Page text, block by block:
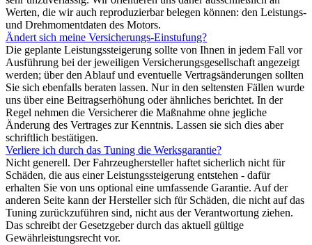
Werten, die wir auch reproduzierbar belegen können: den Leistungs-
und Drehmomentdaten des Motors.
Ändert sich meine Versicherungs-Einstufung?
Die geplante Leistungssteigerung sollte von Ihnen in jedem Fall vor
Ausführung bei der jeweiligen Versicherungsgesellschaft angezeigt
werden; über den Ablauf und eventuelle Vertragsänderungen sollten
Sie sich ebenfalls beraten lassen. Nur in den seltensten Fällen wurde
uns über eine Beitragserhöhung oder ähnliches berichtet. In der
Regel nehmen die Versicherer die Maßnahme ohne jegliche
Änderung des Vertrages zur Kenntnis. Lassen sie sich dies aber
schriftlich bestätigen.
Verliere ich durch das Tuning die Werksgarantie?
Nicht generell. Der Fahrzeughersteller haftet sicherlich nicht für
Schäden, die aus einer Leistungssteigerung entstehen - dafür
erhalten Sie von uns optional eine umfassende Garantie. Auf der
anderen Seite kann der Hersteller sich für Schäden, die nicht auf das
Tuning zurückzuführen sind, nicht aus der Verantwortung ziehen.
Das schreibt der Gesetzgeber durch das aktuell gültige
Gewährleistungsrecht vor.